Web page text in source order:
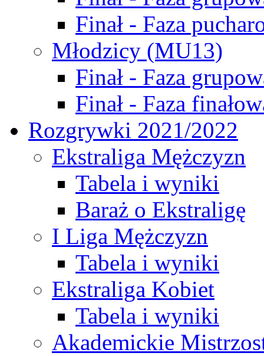
Finał - Faza
Młodzicy (MU13)
Finał - Faza
Finał - Faza
Rozgrywki 2021/2022
Ekstraliga Mężczyzn
Tabela i wyniki
Baraż o Ekstraligę
I Liga Mężczyzn
Tabela i wyniki
Ekstraliga Kobiet
Tabela i wyniki
Akademickie